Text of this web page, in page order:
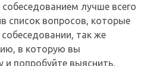
лучше всего
список вопросов, которые
так же
в которую вы
и попробуйте выяснить,